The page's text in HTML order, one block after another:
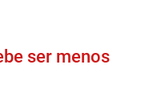
ser menos